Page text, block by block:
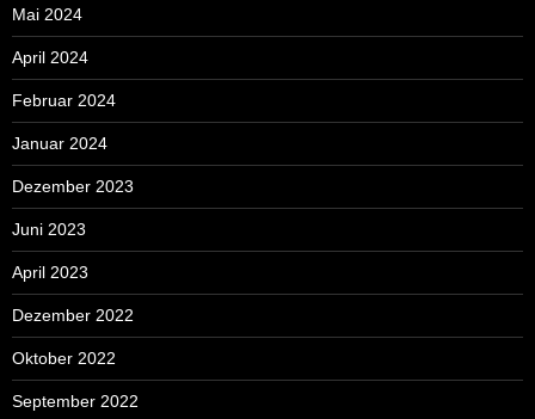
Mai 2024
April 2024
Februar 2024
Januar 2024
Dezember 2023
Juni 2023
April 2023
Dezember 2022
Oktober 2022
September 2022